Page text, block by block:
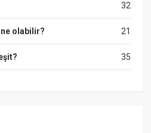
32
21
ne olabilir?
35